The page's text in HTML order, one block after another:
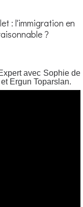
: l'immigration en
?
avec Sophie de
Ergun Toparslan.